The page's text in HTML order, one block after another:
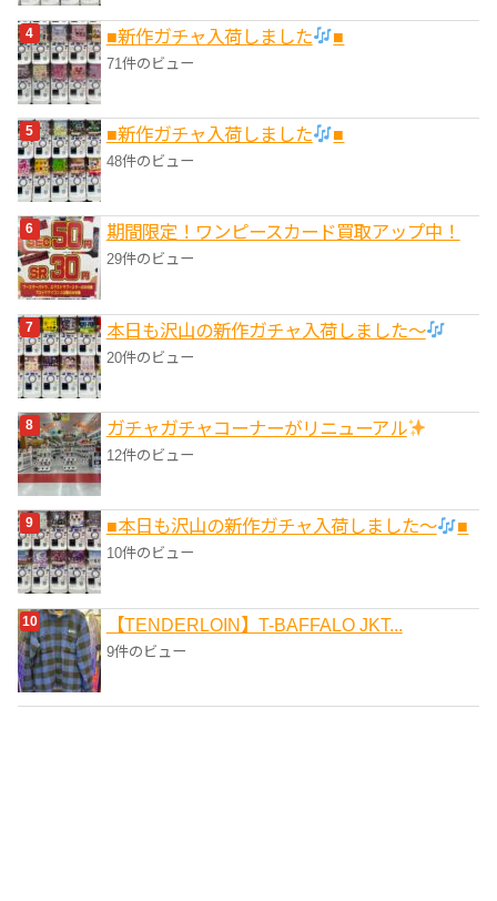
■新作ガチャ入荷しました ■
71件のビュー
■新作ガチャ入荷しました ■
48件のビュー
期間限定！ワンピースカード買取アップ中！
29件のビュー
本日も沢山の新作ガチャ入荷しました〜
20件のビュー
ガチャガチャコーナーがリニューアル
12件のビュー
■本日も沢山の新作ガチャ入荷しました〜 ■
10件のビュー
【TENDERLOIN】T-BAFFALO JKT...
9件のビュー